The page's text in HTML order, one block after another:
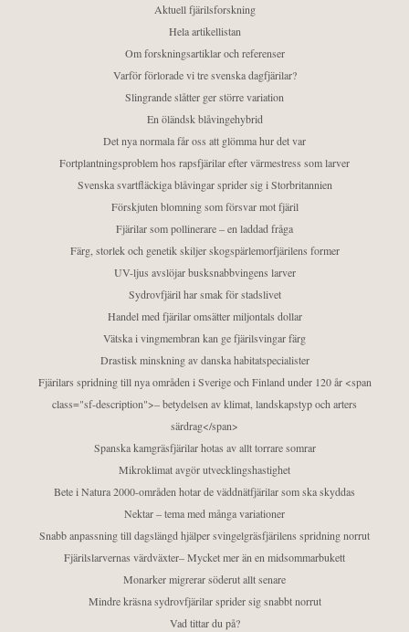
Aktuell fjärilsforskning
Hela artikellistan
Om forskningsartiklar och referenser
Varför förlorade vi tre svenska dagfjärilar?
Slingrande slåtter ger större variation
En öländsk blåvingehybrid
Det nya normala får oss att glömma hur det var
Fortplantningsproblem hos rapsfjärilar efter värmestress som larver
Svenska svartfläckiga blåvingar sprider sig i Storbritannien
Förskjuten blomning som försvar mot fjäril
Fjärilar som pollinerare – en laddad fråga
Färg, storlek och genetik skiljer skogspärlemorfjärilens former
UV-ljus avslöjar busksnabbvingens larver
Sydrovfjäril har smak för stadslivet
Handel med fjärilar omsätter miljontals dollar
Vätska i vingmembran kan ge fjärilsvingar färg
Drastisk minskning av danska habitatspecialister
Fjärilars spridning till nya områden i Sverige och Finland under 120 år <span
class="sf-description">– betydelsen av klimat, landskapstyp och arters
särdrag</span>
Spanska kamgräsfjärilar hotas av allt torrare somrar
Mikroklimat avgör utvecklingshastighet
Bete i Natura 2000-områden hotar de väddnätfjärilar som ska skyddas
Nektar – tema med många variationer
Snabb anpassning till dagslängd hjälper svingelgräsfjärilens spridning norrut
Fjärilslarvernas värdväxter– Mycket mer än en midsommarbukett
Monarker migrerar söderut allt senare
Mindre kräsna sydrovfjärilar sprider sig snabbt norrut
Vad tittar du på?